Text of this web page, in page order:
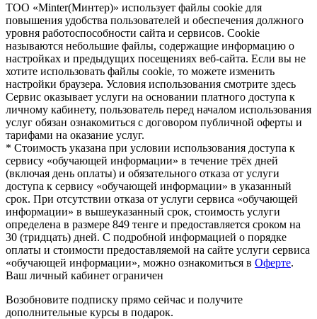
TOO «Minter(Минтер)» использует файлы cookie для
повышения удобства пользователей и обеспечения должного
уровня работоспособности сайта и сервисов. Cookie
называются небольшие файлы, содержащие информацию о
настройках и предыдущих посещениях веб-сайта. Если вы не
хотите использовать файлы cookie, то можете изменить
настройки браузера. Условия использования смотрите здесь
Сервис оказывает услуги на основании платного доступа к
личному кабинету, пользователь перед началом использования
услуг обязан ознакомиться с договором публичной оферты и
тарифами на оказание услуг.
* Стоимость указана при условии использования доступа к
сервису «обучающей информации» в течение трёх дней
(включая день оплаты) и обязательного отказа от услуги
доступа к сервису «обучающей информации» в указанный
срок. При отсутствии отказа от услуги сервиса «обучающей
информации» в вышеуказанный срок, стоимость услуги
определена в размере 849 тенге и предоставляется сроком на
30 (тридцать) дней. С подробной информацией о порядке
оплаты и стоимости предоставляемой на сайте услуги сервиса
«обучающей информации», можно ознакомиться в Оферте.
Ваш личный кабинет ограничен
Возобновите подписку прямо сейчас и получите
дополнительные курсы в подарок.